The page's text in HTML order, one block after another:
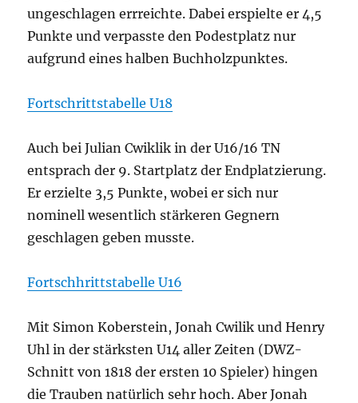
ungeschlagen errreichte. Dabei erspielte er 4,5
Punkte und verpasste den Podestplatz nur
aufgrund eines halben Buchholzpunktes.
Fortschrittstabelle U18
Auch bei Julian Cwiklik in der U16/16 TN
entsprach der 9. Startplatz der Endplatzierung.
Er erzielte 3,5 Punkte, wobei er sich nur
nominell wesentlich stärkeren Gegnern
geschlagen geben musste.
Fortschhrittstabelle U16
Mit Simon Koberstein, Jonah Cwilik und Henry
Uhl in der stärksten U14 aller Zeiten (DWZ-
Schnitt von 1818 der ersten 10 Spieler) hingen
die Trauben natürlich sehr hoch. Aber Jonah